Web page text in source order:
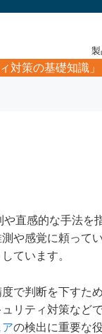
対策の基礎知識」
直感的な手法を
や感覚に頼って
ています。
で判断を下すた
リティ対策など
の検出に重要な